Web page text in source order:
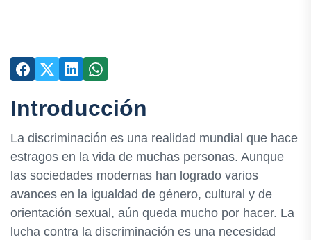
Introducción
La discriminación es una realidad mundial que hace
estragos en la vida de muchas personas. Aunque
las sociedades modernas han logrado varios
avances en la igualdad de género, cultural y de
orientación sexual, aún queda mucho por hacer. La
lucha contra la discriminación es una necesidad